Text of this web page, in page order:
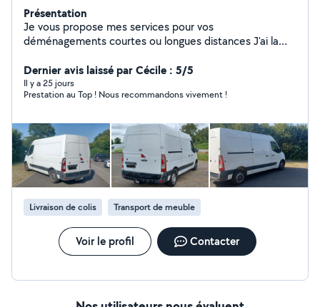
Présentation
Je vous propose mes services pour vos
déménagements courtes ou longues distances J'ai la
lequel je suis habitué à réaliser ces prestations Matériel
: Petite remorque, diable, chariot et sangles
Dernier avis laissé par Cécile : 5/5
Il y a 25 jours
Prestation au Top ! Nous recommandons vivement !
Livraison de colis Transport de meuble
Voir le profil Contacter